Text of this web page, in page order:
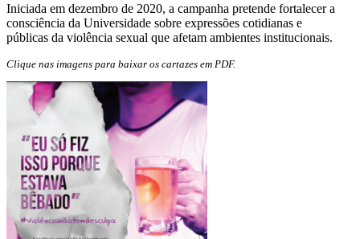
Iniciada em dezembro de 2020, a campanha pretende fortalecer a
consciência da Universidade sobre expressões cotidianas e
públicas da violência sexual que afetam ambientes institucionais.
Clique nas imagens para baixar os cartazes em PDF.